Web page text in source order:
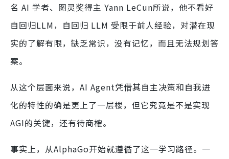
名 AI 学者、图灵奖得主 Yann LeCun所说，他不看好
自回归LLM，自回归 LLM 受限于前人经验，对潜在现
实的了解有限，缺乏常识，没有记忆，而且无法规划答
案。
从这个层面来说，AI Agent凭借其自主决策和自我进
化的特性的确是更上了一层楼，但它究竟是不是实现
AGI的关键，还有待商榷。
事实上，从AlphaGo开始就遵循了这一学习路径。一